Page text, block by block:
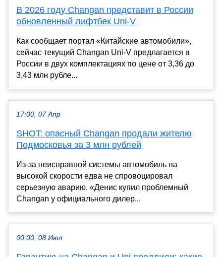
В 2026 году Changan представит в России
обновленный лифтбек Uni-V
Как сообщает портал «Китайские автомобили»,
сейчас текущий Changan Uni-V предлагается в
России в двух комплектациях по цене от 3,36 до
3,43 млн рубле...
17:00, 07 Апр
SHOT: опасный Changan продали жителю
Подмосковья за 3 млн рублей
Из-за неисправной системы автомобиль на
высокой скорости едва не спровоцировал
серьезную аварию. «Денис купил проблемный
Changan у официального дилер...
00:00, 08 Июл